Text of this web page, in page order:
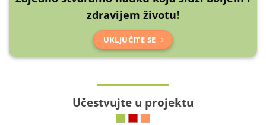
zdravijem životu!
UKLJUČITE SE
Učestvujte u projektu